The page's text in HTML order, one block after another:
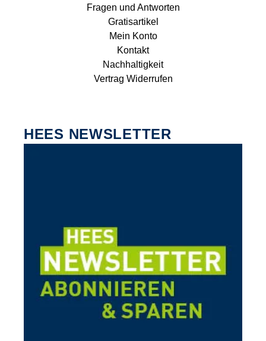
Fragen und Antworten
Gratisartikel
Mein Konto
Kontakt
Nachhaltigkeit
Vertrag Widerrufen
HEES NEWSLETTER